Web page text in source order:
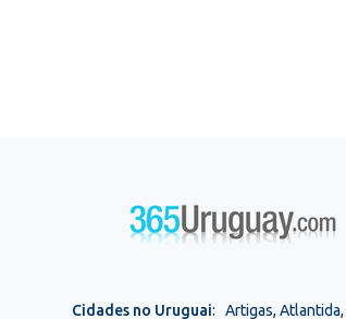
Cidades no Uruguai: Artigas, Atlantida,